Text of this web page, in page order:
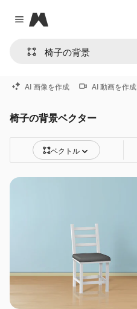
Close menu
Magnific
AI 画像を作成 AI 動画を作成
椅子の背景ベクター
ベクトル